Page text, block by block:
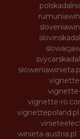
vignette-
vignettepoland.pl
winieta-austria.pl